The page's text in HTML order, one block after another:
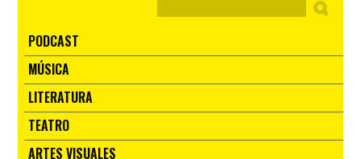
PODCAST
MÚSICA
LITERATURA
TEATRO
ARTES VISUALES